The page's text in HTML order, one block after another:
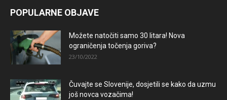
POPULARNE OBJAVE
Možete natočiti samo 30 litara! Nova
ograničenja točenja goriva?
23/10/2022
Čuvajte se Slovenije, dosjetili se kako da uzmu
još novca vozačima!